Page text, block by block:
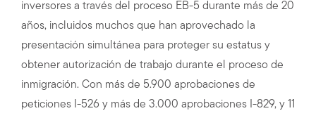
inversores a través del proceso EB-5 durante más de 20
años, incluidos muchos que han aprovechado la
presentación simultánea para proteger su estatus y
obtener autorización de trabajo durante el proceso de
inmigración. Con más de 5.900 aprobaciones de
peticiones I-526 y más de 3.000 aprobaciones I-829, y 11